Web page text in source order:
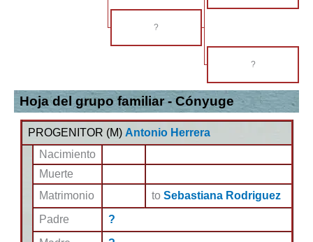
?
?
Hoja del grupo familiar - Cónyuge
PROGENITOR (M) Antonio Herrera
Nacimiento
Muerte
Matrimonio
to Sebastiana Rodriguez
Padre
?